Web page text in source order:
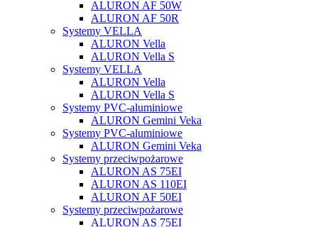
ALURON AF 50W
ALURON AF 50R
Systemy VELLA
ALURON Vella
ALURON Vella S
Systemy VELLA
ALURON Vella
ALURON Vella S
Systemy PVC-aluminiowe
ALURON Gemini Veka
Systemy PVC-aluminiowe
ALURON Gemini Veka
Systemy przeciwpożarowe
ALURON AS 75EI
ALURON AS 110EI
ALURON AF 50EI
Systemy przeciwpożarowe
ALURON AS 75EI